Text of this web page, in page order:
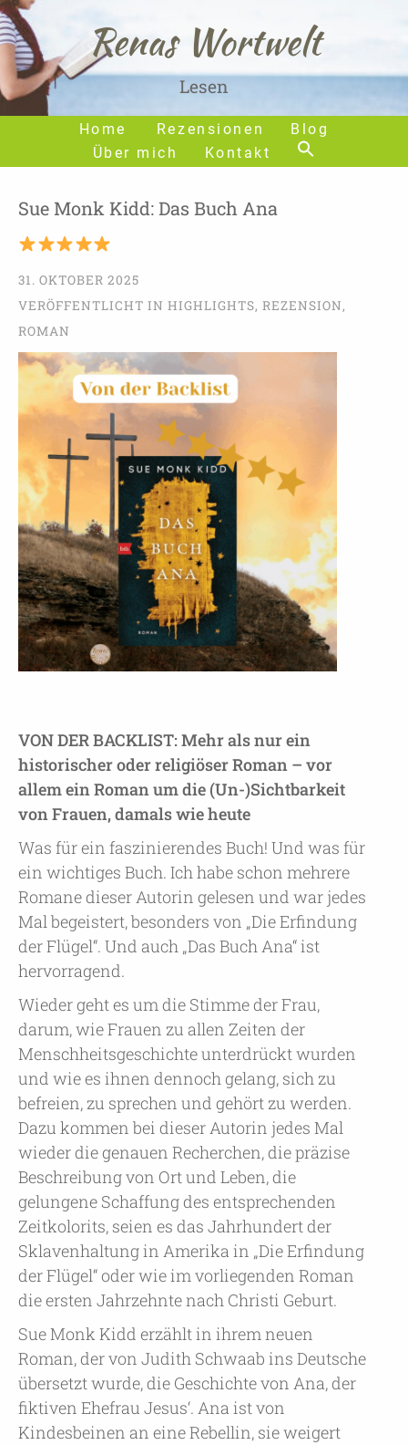
Home Rezensionen
Blog
Über mich
Kontakt
Renas Wortwelt
Lesen
Sue Monk Kidd: Das Buch Ana
31. OKTOBER 2025
VERÖFFENTLICHT IN HIGHLIGHTS, REZENSION,
ROMAN
VON DER BACKLIST:Mehr als nur ein
historischer oder religiöser Roman – vor
allem ein Roman um die (Un-)Sichtbarkeit
von Frauen, damals wie heute
Was für ein faszinierendes Buch! Und was für
ein wichtiges Buch. Ich habe schon mehrere
Romane dieser Autorin gelesen und war jedes
Mal begeistert, besonders von „Die Erfindung
der Flügel“. Und auch „Das Buch Ana“ ist
hervorragend.
Wieder geht es um die Stimme der Frau,
darum, wie Frauen zu allen Zeiten der
Menschheitsgeschichte unterdrückt wurden
und wie es ihnen dennoch gelang, sich zu
befreien, zu sprechen und gehört zu werden.
Dazu kommen bei dieser Autorin jedes Mal
wieder die genauen Recherchen, die präzise
Beschreibung von Ort und Leben, die
gelungene Schaffung des entsprechenden
Zeitkolorits, seien es das Jahrhundert der
Sklavenhaltung in Amerika in „Die Erfindung
der Flügel“ oder wie im vorliegenden Roman
die ersten Jahrzehnte nach Christi Geburt.
Sue Monk Kidd erzählt in ihrem neuen
Roman, der von Judith Schwaab ins Deutsche
übersetzt wurde, die Geschichte von Ana, der
fiktiven Ehefrau Jesus‘. Ana ist von
Kindesbeinen an eine Rebellin, sie weigert